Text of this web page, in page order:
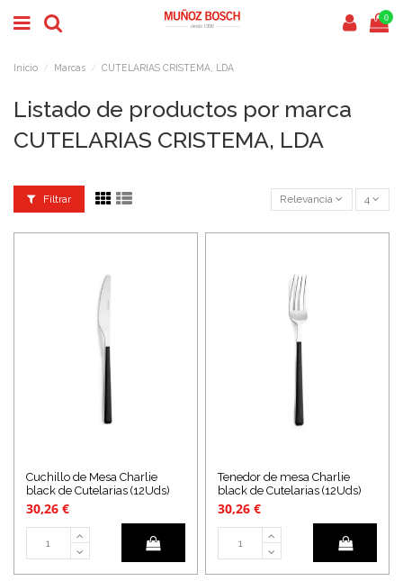
0
Inicio Marcas CUTELARIAS CRISTEMA, LDA
Listado de productos por marca
CUTELARIAS CRISTEMA, LDA
Filtrar Relevancia 4
Cuchillo de Mesa Charlie
black de Cutelarias (12Uds)
30,26 €
Tenedor de mesa Charlie
black de Cutelarias (12Uds)
30,26 €